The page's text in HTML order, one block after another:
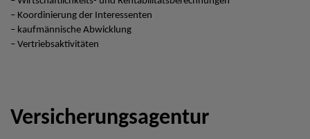
– Koordinierung der Interessenten
– kaufmännische Abwicklung
– Vertriebsaktivitäten
Versicherungsagentur